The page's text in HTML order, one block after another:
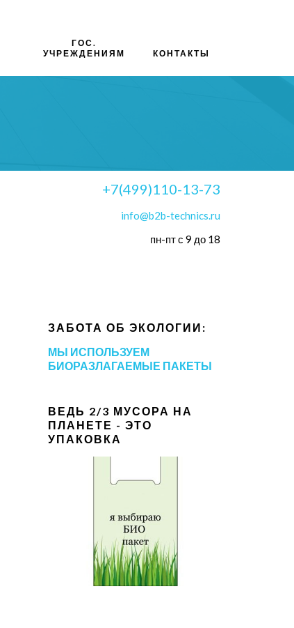
ГОС.
УЧРЕЖДЕНИЯМ
КОНТАКТЫ
+7(499)110-13-73
info@b2b-technics.ru
пн-пт с 9 до 18
ЗАБОТА ОБ ЭКОЛОГИИ:
МЫ ИСПОЛЬЗУЕМ
БИОРАЗЛАГАЕМЫЕ ПАКЕТЫ
ВЕДЬ 2/3 МУСОРА НА
ПЛАНЕТЕ - ЭТО
УПАКОВКА